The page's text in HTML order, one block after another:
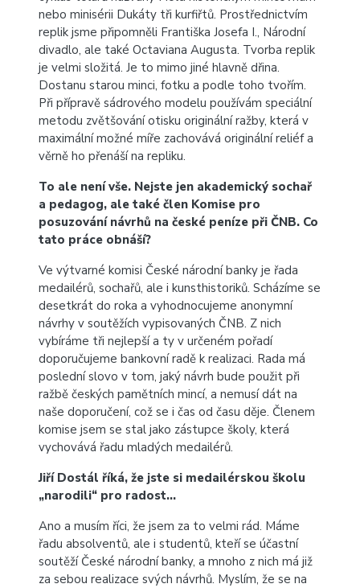
nebo minisérii Dukáty tři kurfiřtů. Prostřednictvím
replik jsme připomněli Františka Josefa I., Národní
divadlo, ale také Octaviana Augusta. Tvorba replik
je velmi složitá. Je to mimo jiné hlavně dřina.
Dostanu starou minci, fotku a podle toho tvořím.
Při přípravě sádrového modelu používám speciální
metodu zvětšování otisku originální ražby, která v
maximální možné míře zachovává originální reliéf a
věrně ho přenáší na repliku.
To ale není vše. Nejste jen akademický sochař
a pedagog, ale také člen Komise pro
posuzování návrhů na české peníze při ČNB. Co
tato práce obnáší?
Ve výtvarné komisi České národní banky je řada
medailérů, sochařů, ale i kunsthistoriků. Scházíme se
desetkrát do roka a vyhodnocujeme anonymní
návrhy v soutěžích vypisovaných ČNB. Z nich
vybíráme tři nejlepší a ty v určeném pořadí
doporučujeme bankovní radě k realizaci. Rada má
poslední slovo v tom, jaký návrh bude použit při
ražbě českých pamětních mincí, a nemusí dát na
naše doporučení, což se i čas od času děje. Členem
komise jsem se stal jako zástupce školy, která
vychovává řadu mladých medailérů.
Jiří Dostál říká, že jste si medailérskou školu
„narodili“ pro radost…
Ano a musím říci, že jsem za to velmi rád. Máme
řadu absolventů, ale i studentů, kteří se účastní
soutěží České národní banky, a mnoho z nich má již
za sebou realizace svých návrhů. Myslím, že se na